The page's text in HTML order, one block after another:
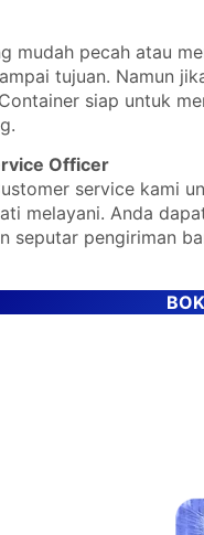
mudah pecah atau
tujuan. Namun
siap untuk
Officer
service kami
melayani. Anda
seputar pengiriman